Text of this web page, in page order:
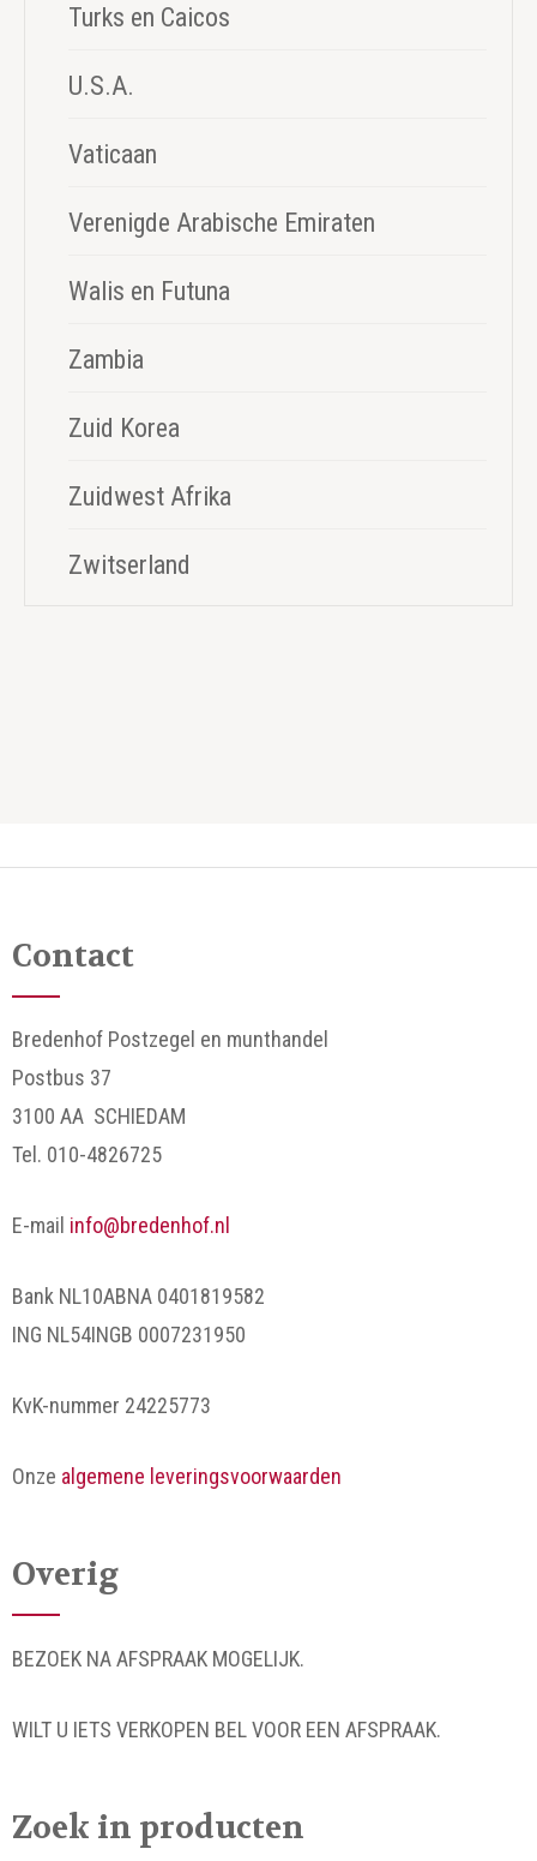
Turks en Caicos
U.S.A.
Vaticaan
Verenigde Arabische Emiraten
Walis en Futuna
Zambia
Zuid Korea
Zuidwest Afrika
Zwitserland
Contact
Bredenhof Postzegel en munthandel
Postbus 37
3100 AA SCHIEDAM
Tel. 010-4826725
E-mail info@bredenhof.nl
Bank NL10ABNA 0401819582
ING NL54INGB 0007231950
KvK-nummer 24225773
Onze algemene leveringsvoorwaarden
Overig
BEZOEK NA AFSPRAAK MOGELIJK.
WILT U IETS VERKOPEN BEL VOOR EEN AFSPRAAK.
Zoek in producten